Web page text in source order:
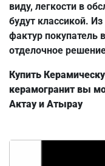
виду, легкости в
будут классикой.
фактур покупатель
отделочное
Купить
керамогранит вы
Актау и Атырау